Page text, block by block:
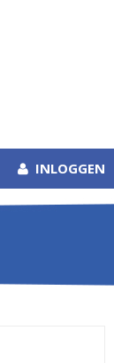
INLOGGEN